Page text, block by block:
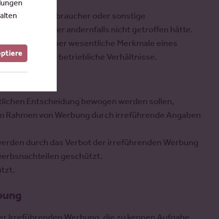
sind, den Verbraucher oder sonstige
die er andernfalls nicht getroffen hätte.
über wesentliche Merkmale eines
oder betriebliche Verhältnisse.
Entscheidung bewogen werden sollen,
Rahmen von Werbung durch irreführende Angaben
durch das Verbot der irreführenden Werbung
geschützt.